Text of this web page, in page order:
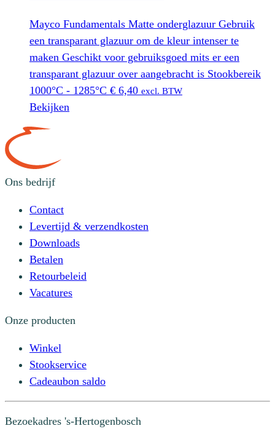
Mayco Fundamentals Matte onderglazuur Gebruik
een transparant glazuur om de kleur intenser te
maken Geschikt voor gebruiksgoed mits er een
transparant glazuur over aangebracht is Stookbereik
1000°C - 1285°C € 6,40 excl. BTW
Bekijken
Ons bedrijf
Contact
Levertijd & verzendkosten
Downloads
Betalen
Retourbeleid
Vacatures
Onze producten
Winkel
Stookservice
Cadeaubon saldo
Bezoekadres 's-Hertogenbosch